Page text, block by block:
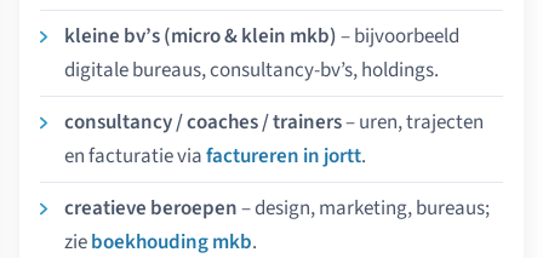
kleine bv’s (micro & klein mkb)– bijvoorbeeld
digitale bureaus, consultancy-bv’s, holdings.
consultancy / coaches / trainers– uren, trajecten
en facturatie viafactureren in jortt.
creatieve beroepen– design, marketing, bureaus;
zieboekhouding mkb.